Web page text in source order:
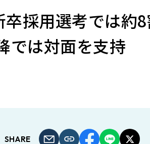
採用選考では約
では対面を支持
SHARE